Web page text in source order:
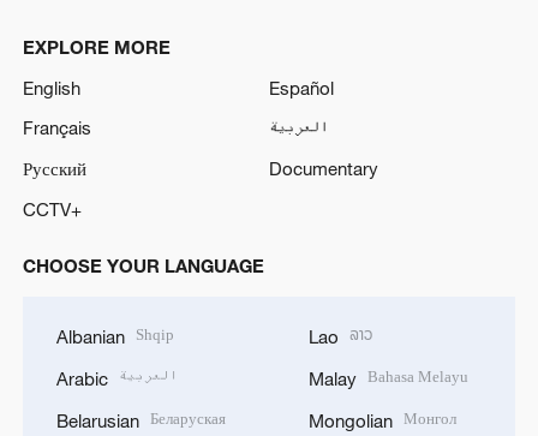
EXPLORE MORE
English
Español
Français
العربية
Русский
Documentary
CCTV+
CHOOSE YOUR LANGUAGE
Albanian Shqip
Arabic العربية
Belarusian Беларуская
Lao ລາວ
Malay Bahasa Melayu
Mongolian Монгол